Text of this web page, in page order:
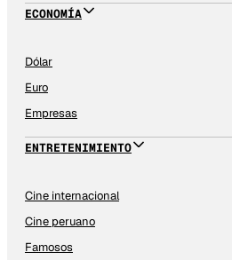
ECONOMÍA
Dólar
Euro
Empresas
ENTRETENIMIENTO
Cine internacional
Cine peruano
Famosos